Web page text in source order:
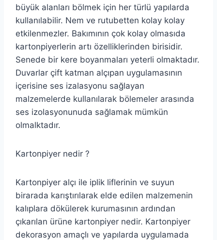
büyük alanları bölmek için her türlü yapılarda
kullanılabilir. Nem ve rutubetten kolay kolay
etkilenmezler. Bakımının çok kolay olmasıda
kartonpiyerlerin artı özelliklerinden birisidir.
Senede bir kere boyanmaları yeterli olmaktadır.
Duvarlar çift katman alçıpan uygulamasının
içerisine ses izalasyonu sağlayan
malzemelerde kullanılarak bölemeler arasında
ses izolasyonunuda sağlamak mümkün
olmalktadır.
Kartonpiyer nedir ?
Kartonpiyer alçı ile iplik liflerinin ve suyun
birarada karıştırılarak elde edilen malzemenin
kalıplara dökülerek kurumasının ardından
çıkarılan ürüne kartonpiyer nedir. Kartonpiyer
dekorasyon amaçlı ve yapılarda uygulamada